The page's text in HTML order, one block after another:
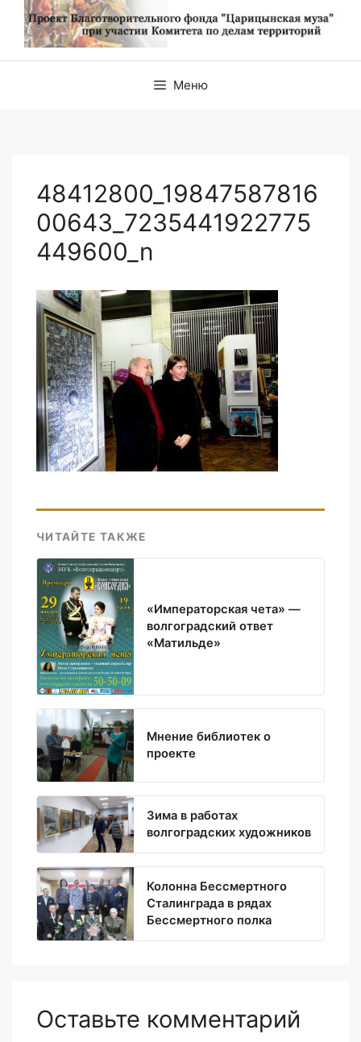
Меню
48412800_19847587816
00643_7235441922775
449600_n
ЧИТАЙТЕ ТАКЖЕ
«Императорская чета» —
волгоградский ответ
«Матильде»
Мнение библиотек о
проекте
Зима в работах
волгоградских художников
Колонна Бессмертного
Сталинграда в рядах
Бессмертного полка
Оставьте комментарий